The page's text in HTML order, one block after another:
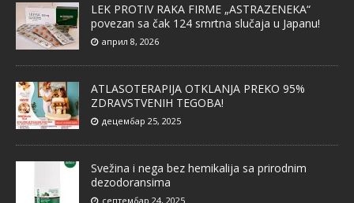
LEK PROTIV RAKA FIRME „ASTRAZENEKA“
povezan sa čak 124 smrtna slučaja u Japanu!
април 8, 2026
ATLASOTERAPIJA OTKLANJA PREKO 95%
ZDRAVSTVENIH TEGOBA!
децембар 25, 2025
Svežina i nega bez hemikalija sa prirodnim
dezodoransima
септембар 24, 2025